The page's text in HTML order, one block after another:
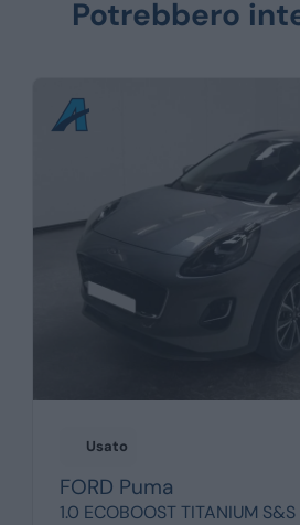
Potrebbero
Usato
FORD Puma
1.0 ECOBOOST TITANIUM